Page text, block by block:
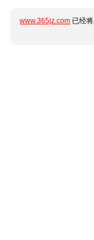
www.365jz.com 已经